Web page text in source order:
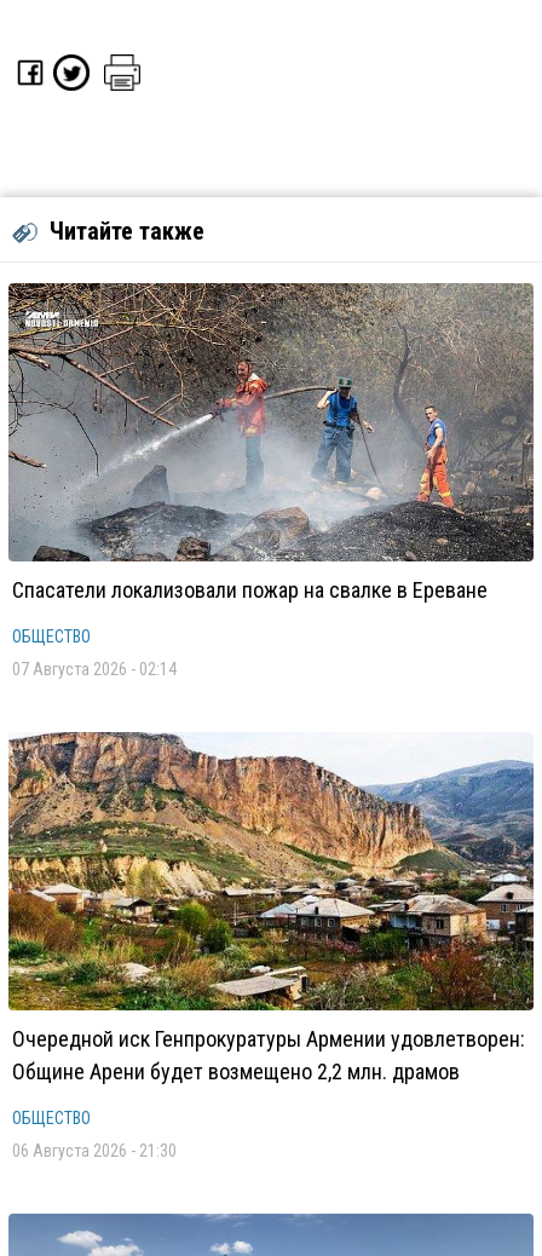
Читайте также
Спасатели локализовали пожар на свалке в Ереване
ОБЩЕСТВО
07 Августа 2026 - 02:14
Очередной иск Генпрокуратуры Армении удовлетворен:
Общине Арени будет возмещено 2,2 млн. драмов
ОБЩЕСТВО
06 Августа 2026 - 21:30